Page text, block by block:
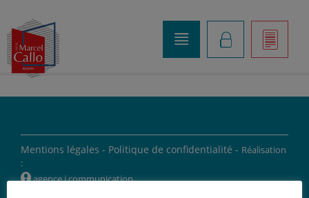
]
K
o
Mentions légales - Politique de confidentialité - Réalisation
:
W agence i communication